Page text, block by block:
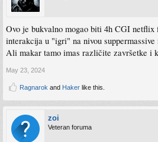
Ovo je bukvalno mogao biti 4h CGI
interakcija u "igri" na nivou
Ali makar tamo imas različite završetke i
May 23, 2024
Ragnarok and Haker like this.
zoi
Veteran foruma